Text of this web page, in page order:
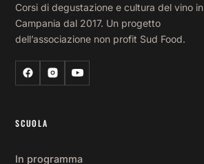
Corsi di degustazione e cultura del vino in
Campania dal 2017. Un progetto
dell’associazione non profit Sud Food.
SCUOLA
In programma